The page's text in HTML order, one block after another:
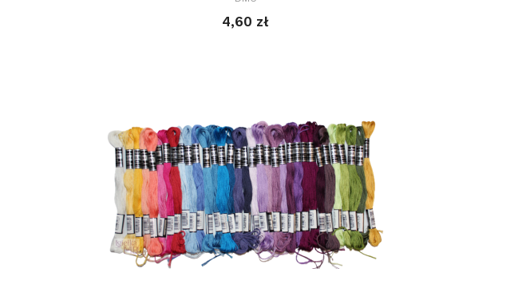
4,60 zł